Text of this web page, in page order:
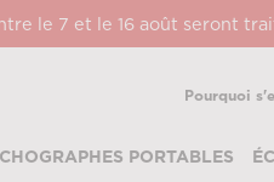
le 7 et le 16 août seront
Pourquoi
PORTABLES